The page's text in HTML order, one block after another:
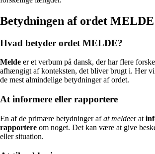
Betydningen af ordet MELDE
Hvad betyder ordet MELDE?
Melde er et verbum på dansk, der har flere
afhængigt af konteksten, det bliver brugt i. Her
de mest almindelige betydninger af ordet.
At informere eller rapportere
En af de primære betydninger afat meldeer at
rapportere om noget. Det kan være at give
eller situation.